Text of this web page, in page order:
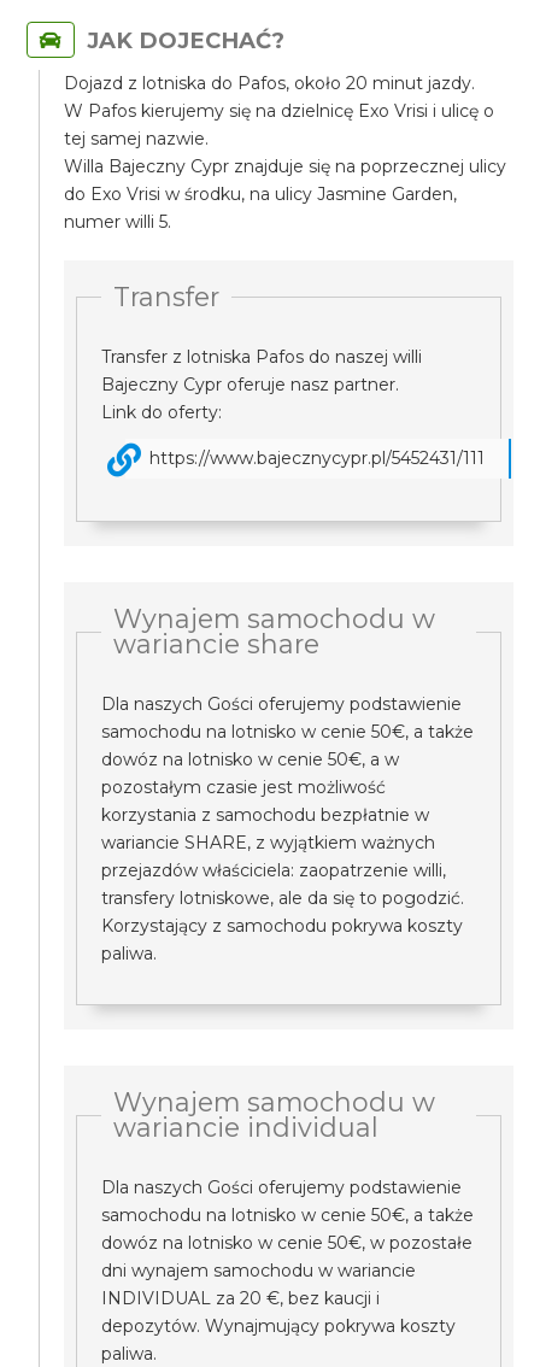
JAK DOJECHAĆ?
Dojazd z lotniska do Pafos, około 20 minut jazdy.
W Pafos kierujemy się na dzielnicę Exo Vrisi i ulicę o
tej samej nazwie.
Willa Bajeczny Cypr znajduje się na poprzecznej ulicy
do Exo Vrisi w środku, na ulicy Jasmine Garden,
numer willi 5.
Transfer
Transfer z lotniska Pafos do naszej willi
Bajeczny Cypr oferuje nasz partner.
Link do oferty:
https://www.bajecznycypr.pl/5452431/111
Wynajem samochodu w
wariancie share
Dla naszych Gości oferujemy podstawienie
samochodu na lotnisko w cenie 50€, a także
dowóz na lotnisko w cenie 50€, a w
pozostałym czasie jest możliwość
korzystania z samochodu bezpłatnie w
wariancie SHARE, z wyjątkiem ważnych
przejazdów właściciela: zaopatrzenie willi,
transfery lotniskowe, ale da się to pogodzić.
Korzystający z samochodu pokrywa koszty
paliwa.
Wynajem samochodu w
wariancie individual
Dla naszych Gości oferujemy podstawienie
samochodu na lotnisko w cenie 50€, a także
dowóz na lotnisko w cenie 50€, w pozostałe
dni wynajem samochodu w wariancie
INDIVIDUAL za 20 €, bez kaucji i
depozytów. Wynajmujący pokrywa koszty
paliwa.